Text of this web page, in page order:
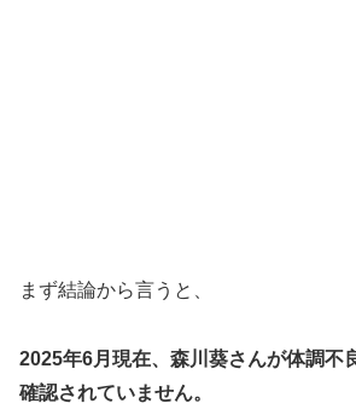
まず結論から言うと、
2025年6月現在、森川葵さんが体調不
確認されていません。